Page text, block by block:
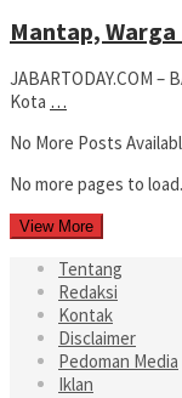
Mantap,
JABARTODAY.COM
Kota …
No More Posts
No more pages to load.
View More
Tentang
Redaksi
Kontak
Disclaimer
Pedoman Media
Iklan